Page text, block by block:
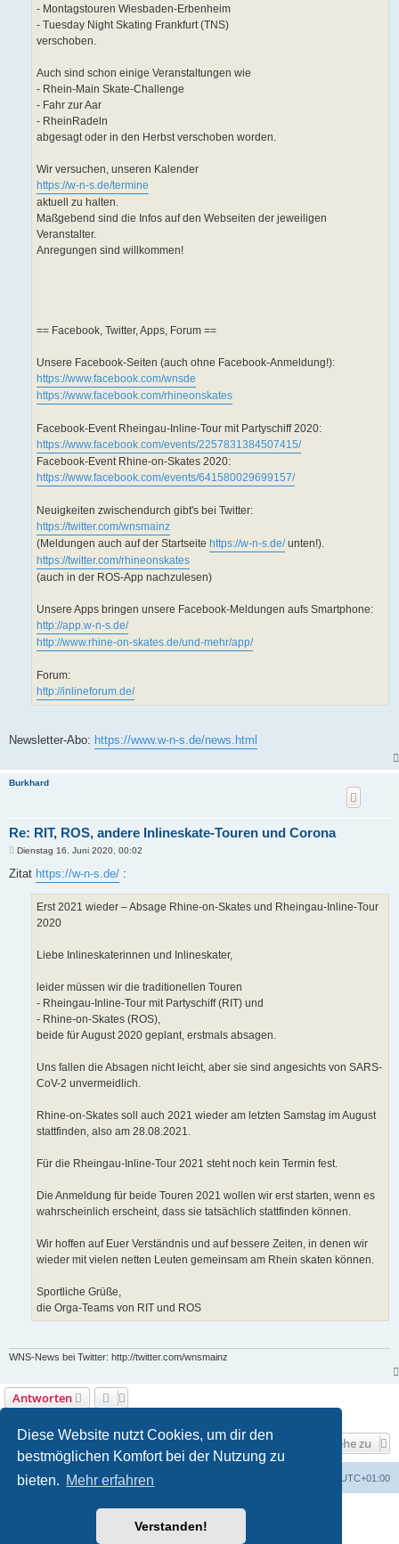
Diese Website nutzt Cookies, um dir den
bestmöglichen Komfort bei der Nutzung zu
bieten. Mehr erfahren
Verstanden!
- Montagstouren Wiesbaden-Erbenheim
- Tuesday Night Skating Frankfurt (TNS)
verschoben.
Auch sind schon einige Veranstaltungen wie
- Rhein-Main Skate-Challenge
- Fahr zur Aar
- RheinRadeln
abgesagt oder in den Herbst verschoben worden.
Wir versuchen, unseren Kalender
https://w-n-s.de/termine
aktuell zu halten.
Maßgebend sind die Infos auf den Webseiten der jeweiligen
Veranstalter.
Anregungen sind willkommen!
== Facebook, Twitter, Apps, Forum ==
Unsere Facebook-Seiten (auch ohne Facebook-Anmeldung!):
https://www.facebook.com/wnsde
https://www.facebook.com/rhineonskates
Facebook-Event Rheingau-Inline-Tour mit Partyschiff 2020:
https://www.facebook.com/events/2257831384507415/
Facebook-Event Rhine-on-Skates 2020:
https://www.facebook.com/events/641580029699157/
Neuigkeiten zwischendurch gibt's bei Twitter:
https://twitter.com/wnsmainz
(Meldungen auch auf der Startseite https://w-n-s.de/unten!).
https://twitter.com/rhineonskates
(auch in der ROS-App nachzulesen)
Unsere Apps bringen unsere Facebook-Meldungen aufs Smartphone:
http://app.w-n-s.de/
http://www.rhine-on-skates.de/und-mehr/app/
Forum:
http://inlineforum.de/
Newsletter-Abo: https://www.w-n-s.de/news.html
Burkhard
Re: RIT, ROS, andere Inlineskate-Touren und Corona
B
i
Dienstag 16. Juni 2020, 00:02
Zitat https://w-n-s.de/ :
Erst 2021 wieder – Absage Rhine-on-Skates und Rheingau-Inline-Tour
2020
Liebe Inlineskaterinnen und Inlineskater,
leider müssen wir die traditionellen Touren
- Rheingau-Inline-Tour mit Partyschiff (RIT) und
- Rhine-on-Skates (ROS),
beide für August 2020 geplant, erstmals absagen.
Uns fallen die Absagen nicht leicht, aber sie sind angesichts von SARS-
CoV-2 unvermeidlich.
Rhine-on-Skates soll auch 2021 wieder am letzten Samstag im August
stattfinden, also am 28.08.2021.
Für die Rheingau-Inline-Tour 2021 steht noch kein Termin fest.
Die Anmeldung für beide Touren 2021 wollen wir erst starten, wenn es
wahrscheinlich erscheint, dass sie tatsächlich stattfinden können.
Wir hoffen auf Euer Verständnis und auf bessere Zeiten, in denen wir
wieder mit vielen netten Leuten gemeinsam am Rhein skaten können.
Sportliche Grüße,
die Orga-Teams von RIT und ROS
WNS-News bei Twitter: http://twitter.com/wnsmainz
Antworten
Gehe zu
Foren-Übersicht UTC+01:00
Powered byphpBB® Forum Software © phpBB Limited
Deutsche Übersetzung durch
Bereitgestellt durch skateshop.de